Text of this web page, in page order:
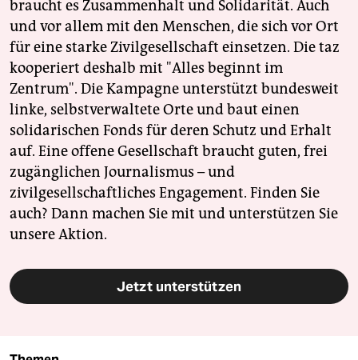
braucht es Zusammenhalt und Solidarität. Auch
und vor allem mit den Menschen, die sich vor Ort
für eine starke Zivilgesellschaft einsetzen. Die taz
kooperiert deshalb mit "Alles beginnt im
Zentrum". Die Kampagne unterstützt bundesweit
linke, selbstverwaltete Orte und baut einen
solidarischen Fonds für deren Schutz und Erhalt
auf. Eine offene Gesellschaft braucht guten, frei
zugänglichen Journalismus – und
zivilgesellschaftliches Engagement. Finden Sie
auch? Dann machen Sie mit und unterstützen Sie
unsere Aktion.
Jetzt unterstützen